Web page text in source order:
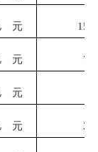
元
元
元
元